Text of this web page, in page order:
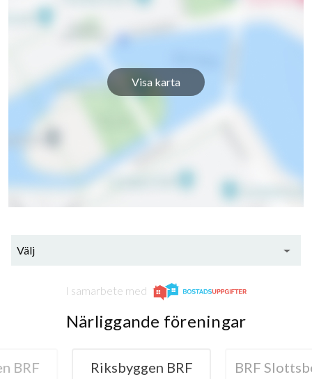
72
Visa karta
Välj
I samarbete med
Närliggande föreningar
BRF
BRF Slottsberget 1
HSB